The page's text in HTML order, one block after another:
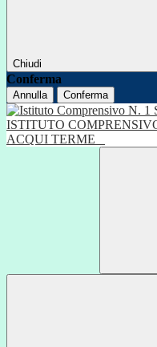
Chiudi
Conferma
Annulla Conferma
ISTITUTO
ACQUI TERME